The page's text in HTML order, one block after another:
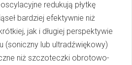
redukują płytkę
bardziej efektywnie niż
jak i długiej perspektywie
(soniczny lub ultradźwiękowy)
niż szczoteczki obrotowo-